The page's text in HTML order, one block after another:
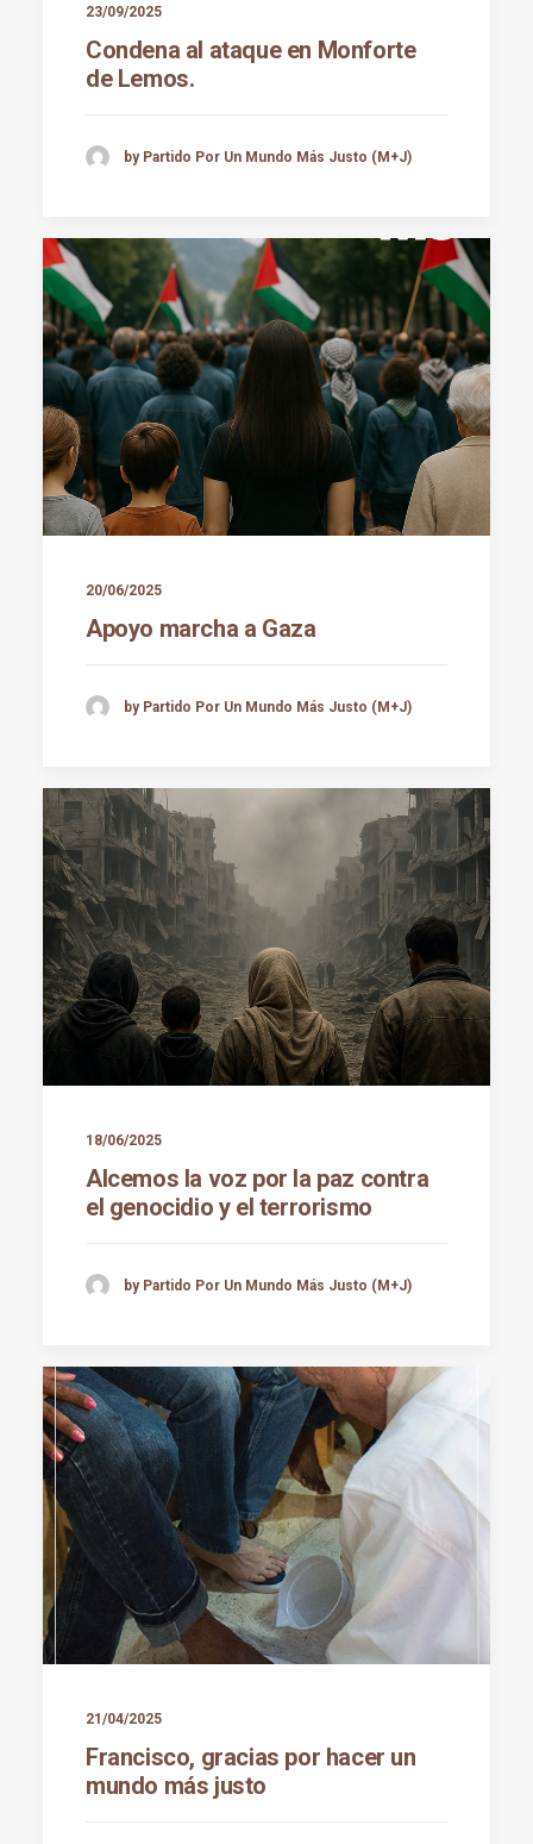
23/09/2025
Condena al ataque en Monforte
de Lemos.
by Partido Por Un Mundo Más Justo (M+J)
20/06/2025
Apoyo marcha a Gaza
by Partido Por Un Mundo Más Justo (M+J)
18/06/2025
Alcemos la voz por la paz contra
el genocidio y el terrorismo
by Partido Por Un Mundo Más Justo (M+J)
21/04/2025
Francisco, gracias por hacer un
mundo más justo